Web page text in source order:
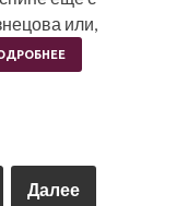
или,
Далее